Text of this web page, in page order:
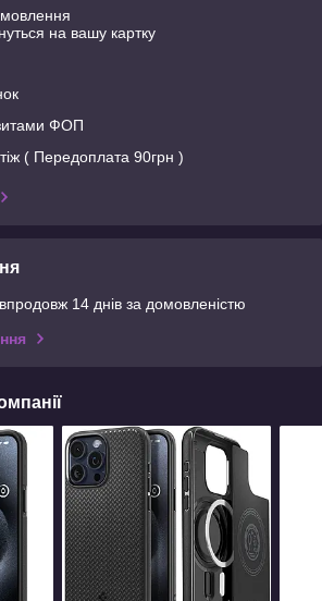
на вашу картку
ФОП
( Передоплата 90грн )
14 днів за домовленістю